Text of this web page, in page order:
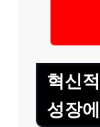
혁신
성장